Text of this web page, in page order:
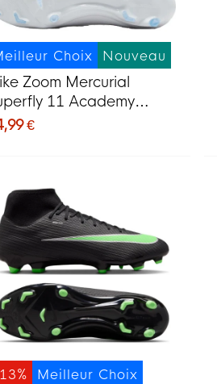
Choix Nouveau
Zoom Mercurial
11 Academy
Naturel Artificiel
€
Meilleur Choix